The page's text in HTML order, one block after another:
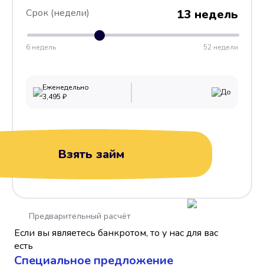
Срок (недели) 13 недель
6 недель 52 недели
Еженедельно
3,495 ₽ До
Взять займ
Если вы являетесь банкротом, то у нас для вас
есть
Cпециальное предложение
Предварительный расчёт